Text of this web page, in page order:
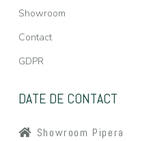
Showroom
Contact
GDPR
DATE DE CONTACT
Showroom Pipera